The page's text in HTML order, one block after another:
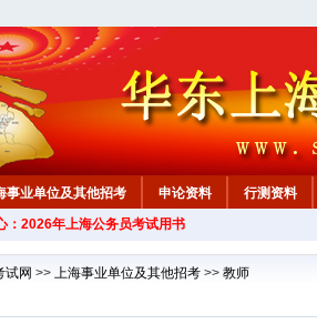
事业单位及其他招考 申论资料
行测资料
：2026年上海公务员考试用书
试网 >> 上海事业单位及其他招考 >> 教师